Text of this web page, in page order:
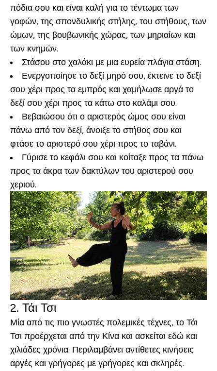
πόδια σου και είναι καλή για το τέντωμα των
γοφών, της σπονδυλικής στήλης, του στήθους, των
ώμων, της βουβωνικής χώρας, των μηριαίων και
των κνημών.
Στάσου στο χαλάκι με μια ευρεία πλάγια στάση.
Ενεργοποίησε το δεξί μηρό σου, έκτεινε το δεξί
σου χέρι προς τα εμπρός και χαμήλωσε αργά το
δεξί σου χέρι προς τα κάτω στο καλάμι σου.
Βεβαιώσου ότι ο αριστερός ώμος σου είναι
πάνω από τον δεξί, άνοιξε το στήθος σου και
φτάσε το αριστερό σου χέρι προς το ταβάνι.
Γύρισε το κεφάλι σου και κοίταξε προς τα πάνω
προς τα άκρα των δακτύλων του αριστερού σου
χεριού.
2. Τάι Τσι
Μία από τις πιο γνωστές πολεμικές τέχνες, το Τάι
Τσι προέρχεται από την Κίνα και ασκείται εδώ και
χιλιάδες χρόνια. Περιλαμβάνει αντίθετες κινήσεις
αργές και γρήγορες με γρήγορες και σκληρές.